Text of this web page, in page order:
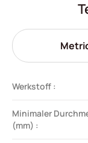
Werkstoff :
Minimaler
(mm) :